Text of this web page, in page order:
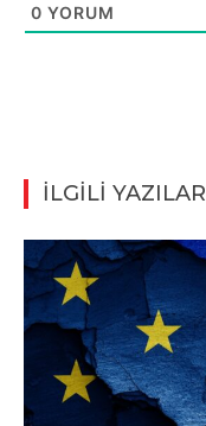
0 YORUM
İLGİLİ YAZILAR